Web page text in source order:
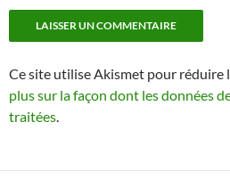
Ce site utilise Akismet pour réduire
plus sur la façon dont les données
traitées.